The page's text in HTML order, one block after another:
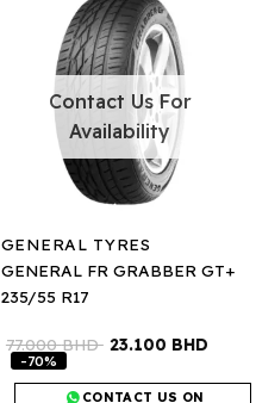
Contact Us For
Availability
GENERAL TYRES
GENERAL FR GRABBER GT+
235/55 R17
77.000BHD 23.100 BHD
-70%
CONTACT US ON